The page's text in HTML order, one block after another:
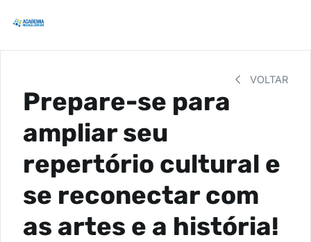
VOLTAR
Prepare-se para
ampliar seu
repertório cultural e
se reconectar com
as artes e a história!